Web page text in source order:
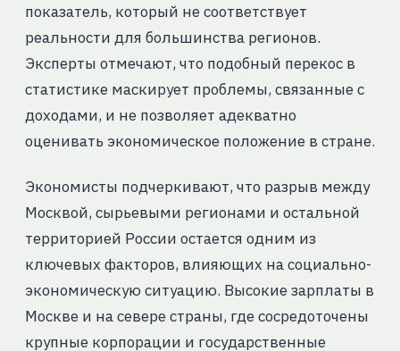
показатель, который не соответствует
реальности для большинства регионов.
Эксперты отмечают, что подобный перекос в
статистике маскирует проблемы, связанные с
доходами, и не позволяет адекватно
оценивать экономическое положение в стране.
Экономисты подчеркивают, что разрыв между
Москвой, сырьевыми регионами и остальной
территорией России остается одним из
ключевых факторов, влияющих на социально-
экономическую ситуацию. Высокие зарплаты в
Москве и на севере страны, где сосредоточены
крупные корпорации и государственные